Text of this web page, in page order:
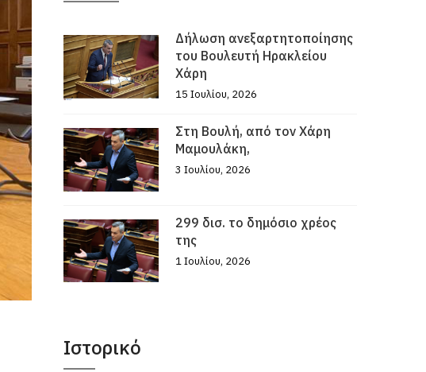
Δήλωση ανεξαρτητοποίησης
του Βουλευτή Ηρακλείου
Χάρη
15 Ιουλίου, 2026
Στη Βουλή, από τον Χάρη
Μαμουλάκη,
3 Ιουλίου, 2026
299 δισ. το δημόσιο χρέος
της
1 Ιουλίου, 2026
Ιστορικό